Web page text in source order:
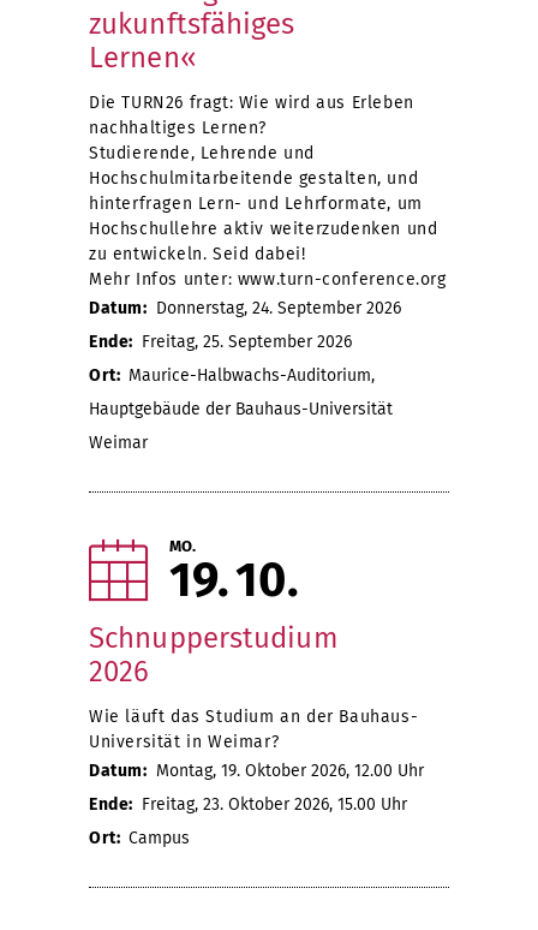
zukunftsfähiges
Lernen«
Die TURN26 fragt: Wie wird aus Erleben
nachhaltiges Lernen?
Studierende, Lehrende und
Hochschulmitarbeitende gestalten, und
hinterfragen Lern- und Lehrformate, um
Hochschullehre aktiv weiterzudenken und
zu entwickeln. Seid dabei!
Mehr Infos unter: www.turn-conference.org
Datum: Donnerstag, 24. September 2026
Ende: Freitag, 25. September 2026
Ort: Maurice-Halbwachs-Auditorium,
Hauptgebäude der Bauhaus-Universität
Weimar
MO.
19 10
Schnupperstudium
2026
Wie läuft das Studium an der Bauhaus-
Universität in Weimar?
Datum: Montag, 19. Oktober 2026, 12.00 Uhr
Ende: Freitag, 23. Oktober 2026, 15.00 Uhr
Ort: Campus